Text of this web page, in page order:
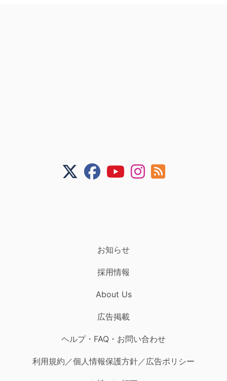
お知らせ
採用情報
About Us
広告掲載
ヘルプ・FAQ・お問い合わせ
利用規約／個人情報保護方針／広告ポリシー